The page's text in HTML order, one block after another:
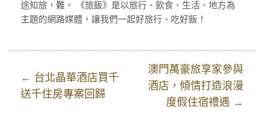
途知旅，難。 《旅飯》是以旅行、飲食、生活、地方為
主題的網路媒體，讓我們一起好旅行、吃好飯！
← 台北晶華酒店買千
送千住房專案回歸
澳門萬豪旅享家參與
酒店，傾情打造浪漫
度假住宿禮遇 →